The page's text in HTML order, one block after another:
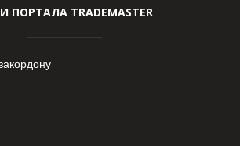
ПОРТАЛА TRADEMASTER